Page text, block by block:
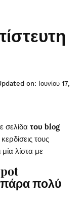
on: Ιουνίου 17,
σελίδα του blog
τους
μία λίστα με
πολύ